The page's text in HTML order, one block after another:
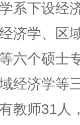
系下设经
济学、区
六个硕士
经济学等
教师31人